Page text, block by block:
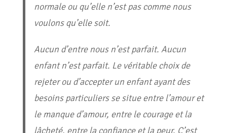
normale ou qu’elle n’est pas comme nous
voulons qu’elle soit.
Aucun d’entre nous n’est parfait. Aucun
enfant n’est parfait. Le véritable choix de
rejeter ou d’accepter un enfant ayant des
besoins particuliers se situe entre l’amour et
le manque d’amour, entre le courage et la
lâcheté, entre la confiance et la peur. C’est